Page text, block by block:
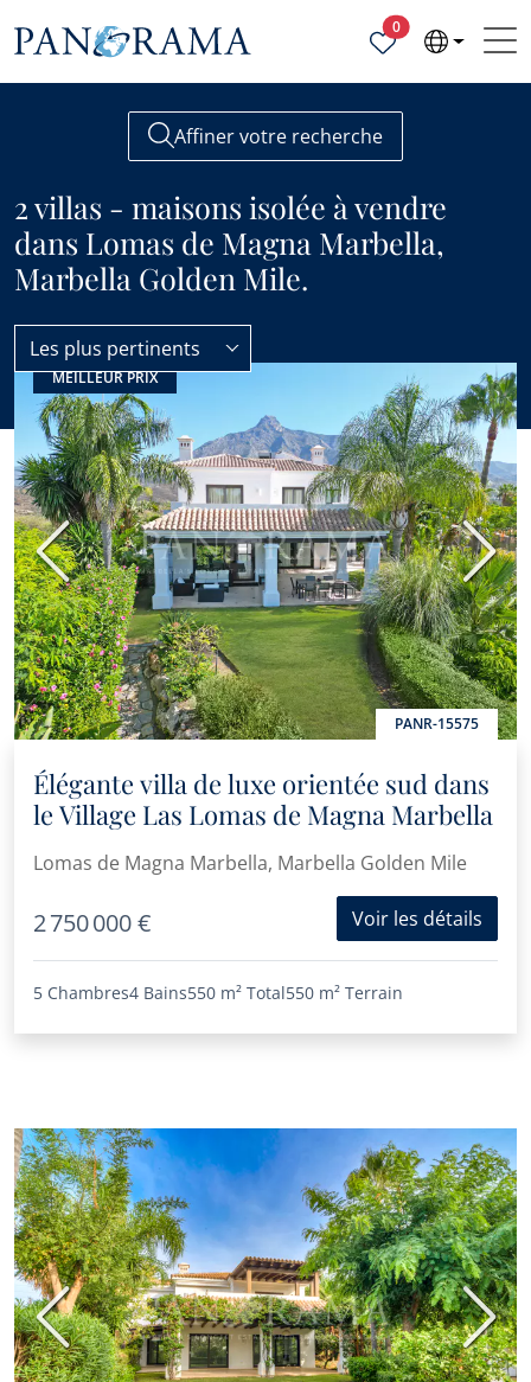
0Propriétés
Affiner votre recherche
2 villas - maisons isolée à vendre
dans Lomas de Magna Marbella,
Marbella Golden Mile.
Lomas de Magna Marbella Villas - Maisons Isolée
Les plus pertinents
MEILLEUR PRIX
PANR-15575
Précédent
Élégante villa de luxe orientée sud dans
le Village Las Lomas de Magna Marbella
Lomas de Magna Marbella, Marbella Golden Mile
2 750 000 € Voir les détails
5 Chambres4 Bains550 m² Total550 m² Terrain
Précédent